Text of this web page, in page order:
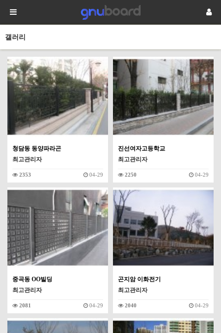
갤러리
청담동 동양파라곤
최고관리자
2353 04-29
진선여자고등학교
최고관리자
2250 04-29
중곡동 OO빌딩
최고관리자
2081 04-29
곤지암 이화전기
최고관리자
2040 04-29